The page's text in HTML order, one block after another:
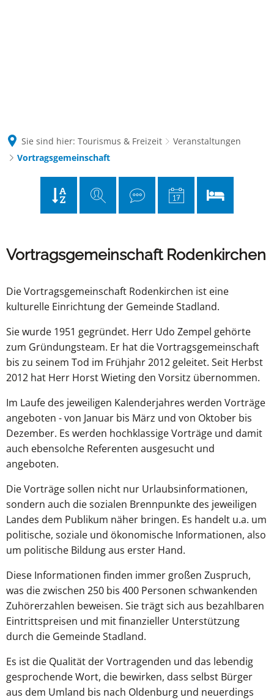
Sie sind hier: Tourismus & Freizeit
Veranstaltungen
Vortragsgemeinschaft
Vortragsgemeinschaft
Vortragsgemeinschaft Rodenkirchen
Die Vortragsgemeinschaft Rodenkirchen ist eine
kulturelle Einrichtung der Gemeinde Stadland.
Sie wurde 1951 gegründet. Herr Udo Zempel gehörte
zum Gründungsteam. Er hat die Vortragsgemeinschaft
bis zu seinem Tod im Frühjahr 2012 geleitet. Seit Herbst
2012 hat Herr Horst Wieting den Vorsitz übernommen.
Im Laufe des jeweiligen Kalenderjahres werden Vorträge
angeboten - von Januar bis März und von Oktober bis
Dezember. Es werden hochklassige Vorträge und damit
auch ebensolche Referenten ausgesucht und
angeboten.
Die Vorträge sollen nicht nur Urlaubsinformationen,
sondern auch die sozialen Brennpunkte des jeweiligen
Landes dem Publikum näher bringen. Es handelt u.a. um
politische, soziale und ökonomische Informationen, also
um politische Bildung aus erster Hand.
Diese Informationen finden immer großen Zuspruch,
was die zwischen 250 bis 400 Personen schwankenden
Zuhörerzahlen beweisen. Sie trägt sich aus bezahlbaren
Eintrittspreisen und mit finanzieller Unterstützung
durch die Gemeinde Stadland.
Es ist die Qualität der Vortragenden und das lebendig
gesprochende Wort, die bewirken, dass selbst Bürger
aus dem Umland bis nach Oldenburg und neuerdings